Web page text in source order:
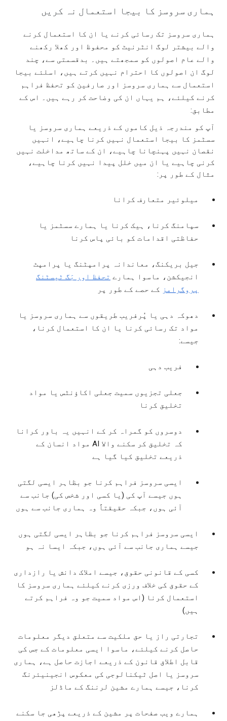
ہماری سروسز کا بیجا استعمال نہ کریں
ہماری سروسز تک رسائی کرنے یا ان کا استعمال کرنے
والے بیشتر لوگ انٹرنیٹ کو محفوظ اور کھلا رکھنے
والے عام اصولوں کو سمجھتے ہیں۔ بدقسمتی سے، چند
لوگ ان اصولوں کا احترام نہیں کرتے ہیں، اسلئے بیجا
استعمال سے ہماری سروسز اور صارفین کو تحفظ فراہم
کرنے کیلئے، ہم یہاں ان کی وضاحت کر رہے ہیں۔ اس کے
مطابق:
آپ کو مندرجہ ذیل کاموں کے ذریعے ہماری سروسز یا
سسٹمز کا بیجا استعمال نہیں کرنا چاہیے، انہیں
نقصان نہیں پہنچانا چاہیے، ان کے ساتھ مداخلت نہیں
کرنی چاہیے یا ان میں خلل پیدا نہیں کرنا چاہیے،
مثال کے طور پر:
میلوئیر متعارف کرانا
سپامنگ کرنا، ہیک کرنا یا ہمارے سسٹمز یا
حفاظتی اقدامات کو بائی پاس کرنا
جیل بریکنگ، معاندانہ پرامپٹنگ یا پرامپٹ
انجیکشن، ماسوا ہمارے تحفظ اور بَگ ٹیسٹنگ
پروگرامز کے حصے کے طور پر
دھوکہ دہی یا پُرفریب طریقوں سے ہماری سروسز یا
مواد تک رسائی کرنا یا ان کا استعمال کرنا،
جیسے:
فریب دہی
جعلی تجزیوں سمیت جعلی اکاؤنٹس یا مواد
تخلیق کرنا
دوسروں کو گمراہ کر کے انہیں یہ باور کرانا
کہ تخلیق کر سکنے والا AI مواد انسان کے
ذریعے تخلیق کیا گیا ہے
ایسی سروسز فراہم کرنا جو بظاہر ایسی لگتی
ہوں جیسے آپ کی (یا کسی اور شخص کی) جانب سے
آئی ہوں، جبکہ حقیقتاً وہ ہماری جانب سے ہوں
ایسی سروسز فراہم کرنا جو بظاہر ایسی لگتی ہوں
جیسے ہماری جانب سے آئی ہوں، جبکہ ایسا نہ ہو
کسی کے قانونی حقوق، جیسے املاک دانش یا رازداری
کے حقوق کی خلاف ورزی کرنے کیلئے ہماری سروسز کا
استعمال کرنا (اس مواد سمیت جو وہ فراہم کرتے
ہیں)
تجارتی راز یا حق ملکیت سے متعلق دیگر معلومات
حاصل کرنے کیلئے، ماسوا ایسی معلومات کے جس کی
قابل اطلاق قانون کے ذریعے اجازت حاصل ہے، ہماری
سروسز یا اصل ٹیکنالوجی کی معکوس انجینیئرنگ
کرنا، جیسے ہمارے مشین لرننگ کے ماڈلز
ہمارے ویب صفحات پر مشین کے ذریعے پڑھی جا سکنے